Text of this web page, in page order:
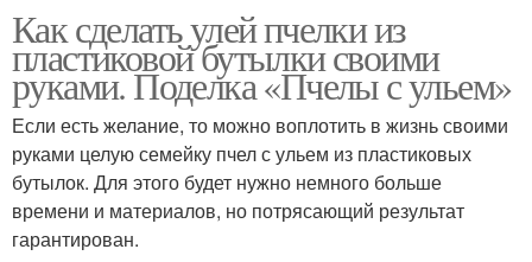
Как сделать улей пчелки из
пластиковой бутылки своими
руками. Поделка «Пчелы с ульем»
Если есть желание, то можно воплотить в жизнь своими
руками целую семейку пчел с ульем из пластиковых
бутылок. Для этого будет нужно немного больше
времени и материалов, но потрясающий результат
гарантирован.